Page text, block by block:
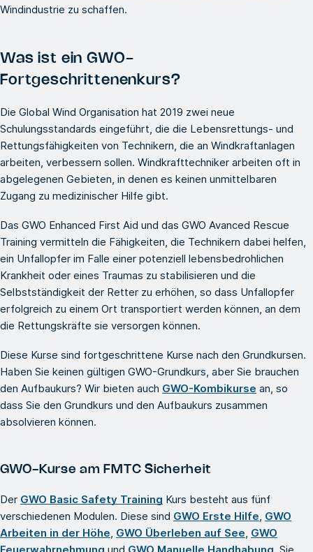
Windindustrie zu schaffen.
Was ist ein GWO-
Fortgeschrittenenkurs?
Die Global Wind Organisation hat 2019 zwei neue
Schulungsstandards eingeführt, die die Lebensrettungs- und
Rettungsfähigkeiten von Technikern, die an Windkraftanlagen
arbeiten, verbessern sollen. Windkrafttechniker arbeiten oft in
abgelegenen Gebieten, in denen es keinen unmittelbaren
Zugang zu medizinischer Hilfe gibt.
Das GWO Enhanced First Aid und das GWO Avanced Rescue
Training vermitteln die Fähigkeiten, die Technikern dabei helfen,
ein Unfallopfer im Falle einer potenziell lebensbedrohlichen
Krankheit oder eines Traumas zu stabilisieren und die
Selbstständigkeit der Retter zu erhöhen, so dass Unfallopfer
erfolgreich zu einem Ort transportiert werden können, an dem
die Rettungskräfte sie versorgen können.
Diese Kurse sind fortgeschrittene Kurse nach den Grundkursen.
Haben Sie keinen gültigen GWO-Grundkurs, aber Sie brauchen
den Aufbaukurs? Wir bieten auch GWO-Kombikurse an, so
dass Sie den Grundkurs und den Aufbaukurs zusammen
absolvieren können.
GWO-Kurse am FMTC Sicherheit
Der GWO Basic Safety Training Kurs besteht aus fünf
verschiedenen Modulen. Diese sind GWO Erste Hilfe GWO
Arbeiten in der Höhe GWO Überleben auf See GWO